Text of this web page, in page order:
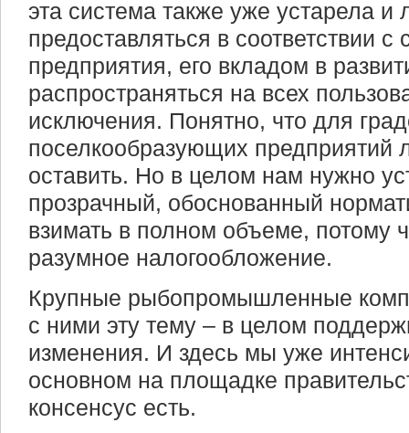
эта система также уже устарела и
предоставляться в соответствии
предприятия, его вкладом в
распространяться на всех
исключения. Понятно, что для
поселкообразующих предприятий
оставить. Но в целом нам нужно
прозрачный, обоснованный
взимать в полном объеме, потому
разумное налогообложение.
Крупные рыбопромышленные
с ними эту тему – в целом
изменения. И здесь мы уже
основном на площадке
консенсус есть.